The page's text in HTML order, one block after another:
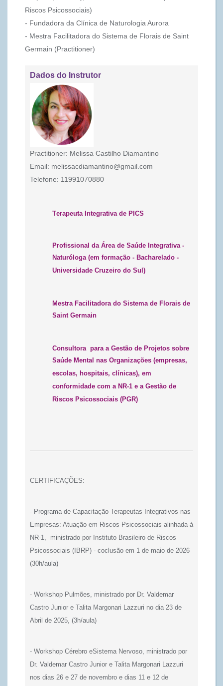
Riscos Psicossociais)
- Fundadora da Clínica de Naturologia Aurora
- Mestra Facilitadora do Sistema de Florais de Saint
Germain (Practitioner)
Dados do Instrutor
Practitioner: Melissa Castilho Diamantino
Email: melissacdiamantino@gmail.com
Telefone: 11991070880
Terapeuta Integrativa de PICS
Profissional da Área de Saúde Integrativa -
Naturóloga (em formação - Bacharelado -
Universidade Cruzeiro do Sul)
Mestra Facilitadora do Sistema de Florais de
Saint Germain
Consultora para a Gestão de Projetos sobre
Saúde Mental nas Organizações (empresas,
escolas, hospitais, clínicas), em
conformidade com a NR-1 e a Gestão de
Riscos Psicossociais (PGR)
CERTIFICAÇÕES:
- Programa de Capacitação Terapeutas Integrativos nas
Empresas: Atuação em Riscos Psicossociais alinhada à
NR-1,
ministrado por Instituto Brasileiro de Riscos
Psicossociais (IBRP) - coclusão em 1 de maio de 2026
(30h/aula)
- Workshop Pulmões, ministrado por Dr. Valdemar
Castro Junior e Talita Margonari Lazzuri no dia 23 de
Abril de 2025, (3h/aula)
- Workshop Cérebro eSistema Nervoso, ministrado por
Dr. Valdemar Castro Junior e Talita Margonari Lazzuri
nos dias 26 e 27 de novembro e dias 11 e 12 de